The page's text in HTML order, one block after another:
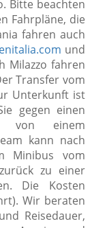
Bitte beachten
Fahrpläne, die
fahren auch
und
Milazzo fahren
Transfer vom
Unterkunft ist
gegen einen
von einem
kann nach
Minibus vom
zu einer
Die Kosten
Wir beraten
Reisedauer,